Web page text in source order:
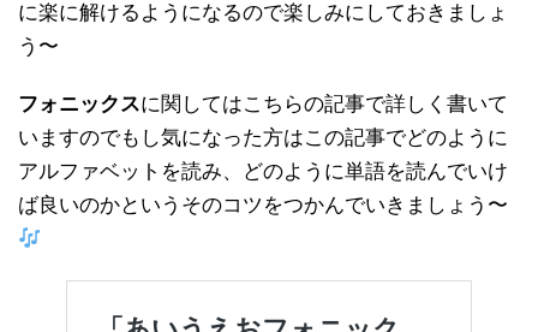
に楽に解けるようになるので楽しみにしておきましょ
う〜
フォニックスに関してはこちらの記事で詳しく書いて
いますのでもし気になった方はこの記事でどのように
アルファベットを読み、どのように単語を読んでいけ
ば良いのかというそのコツをつかんでいきましょう〜